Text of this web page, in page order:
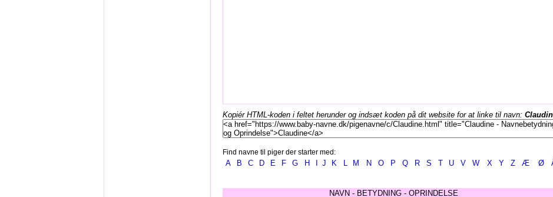
Kopiér HTML-koden i feltet herunder og indsæt koden på dit website for at linke til navn:
Find navne til piger der starter med:
A B C D E F G H J K L M N O P Q R S T U V W X Y Z Æ Ø
NAVN - BETYDNING - OPRINDELSE